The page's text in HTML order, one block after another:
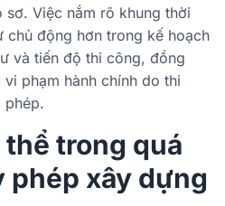
Việc nắm rõ khung thời
chủ động hơn trong kế hoạch
và tiến độ thi công, đồng
phạm hành chính do thi
phép.
trong quá
phép xây dựng